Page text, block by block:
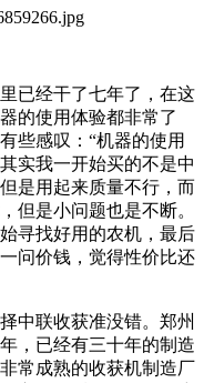
已经干了七年了，在这
的使用体验都非常了
些感叹：“机器的使用
实我一开始买的不是中
是用起来质量不行，而
但是小问题也是不断。
寻找好用的农机，最后
问价钱，觉得性价比还
中联收获准没错。郑州
，已经有三十年的制造
常成熟的收获机制造厂